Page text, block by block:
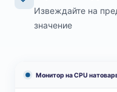
Извеждайте на
значение
Монитор на CPU